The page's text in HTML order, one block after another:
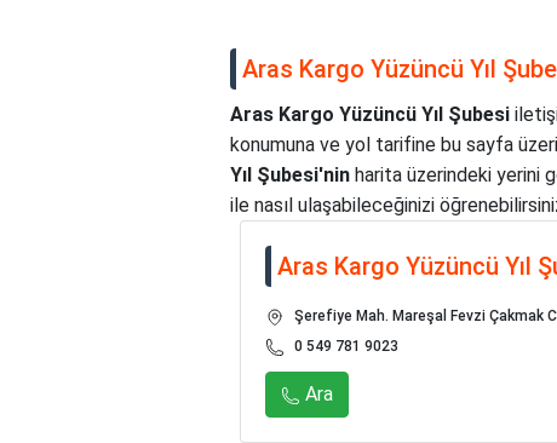
Aras Kargo Yüzüncü Yıl
Aras Kargo Yüzüncü Yıl Şubesi
konumuna ve yol tarifine bu sayfa
Yıl Şubesi'nin harita üzerindeki yerini
ile nasıl ulaşabileceğinizi
Aras Kargo Yüzüncü Yıl
Şerefiye Mah. Mareşal Fevzi Çakmak
0 549 781 9023
Ara